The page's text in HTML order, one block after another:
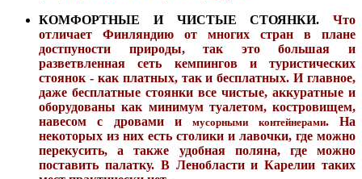
КОМФОРТНЫЕ И ЧИСТЫЕ СТОЯНКИ. Что
отличает Финляндию от многих стран в плане
достпуности природы, так это большая и
разветвленная сеть кемпингов и туристических
стоянок - как платных, так и бесплатных. И главное,
даже бесплатные стоянки все чистые, аккуратные и
оборудованы как минимум туалетом, костровищем,
навесом с дровами имусорными контейнерами. На
некоторых из них есть столики и лавочки, где можно
перекусить, а также удобная поляна, где можно
поставить палатку. В Ленобласти и Карелии таких